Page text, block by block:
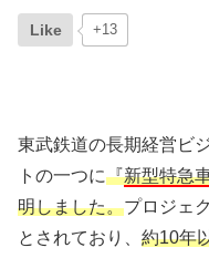
Like +13
東武鉄道の長期経営ビ
トの一つに『新型特急
明しました。プロジェ
とされており、 約10年